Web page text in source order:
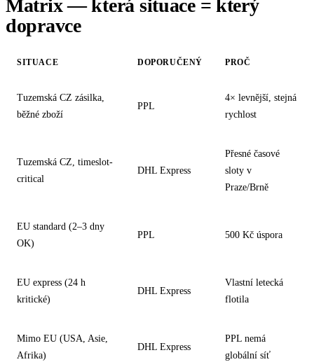
Matrix — která situace = který
dopravce
SITUACE DOPORUČENÝ PROČ
Tuzemská CZ zásilka,
běžné zboží
PPL
4× levnější, stejná
rychlost
Tuzemská CZ, timeslot-
critical
DHL Express
Přesné časové
sloty v
Praze/Brně
EU standard (2–3 dny
OK)
PPL 500 Kč úspora
EU express (24 h
kritické)
DHL Express
Vlastní letecká
flotila
Mimo EU (USA, Asie,
Afrika)
DHL Express
PPL nemá
globální síť